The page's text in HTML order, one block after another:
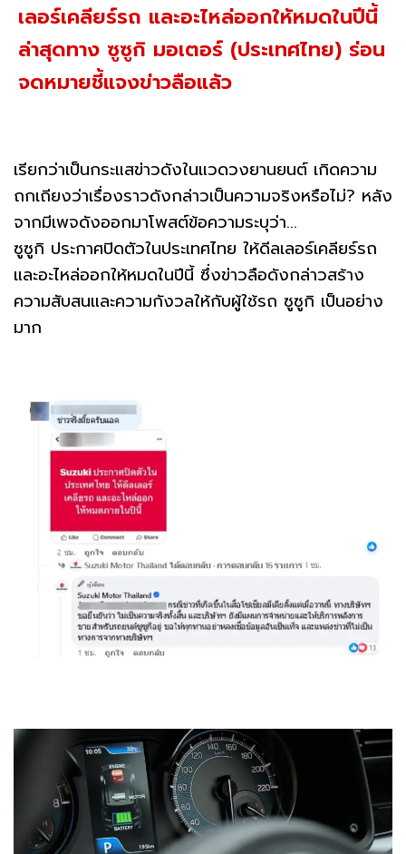
เลอร์เคลียร์รถ และอะไหล่ออกให้หมดในปีนี้
ล่าสุดทาง ซูซูกิ มอเตอร์ (ประเทศไทย) ร่อน
จดหมายชี้แจงข่าวลือแล้ว
เรียกว่าเป็นกระแสข่าวดังในแวดวงยานยนต์ เกิดความ
ถกเถียงว่าเรื่องราวดังกล่าวเป็นความจริงหรือไม่? หลัง
จากมีเพจดังออกมาโพสต์ข้อความระบุว่า...
ซูซูกิ ประกาศปิดตัวในประเทศไทย ให้ดีลเลอร์เคลียร์รถ
และอะไหล่ออกให้หมดในปีนี้ ซึ่งข่าวลือดังกล่าวสร้าง
ความสับสนและความกังวลให้กับผู้ใช้รถ ซูซูกิ เป็นอย่าง
มาก